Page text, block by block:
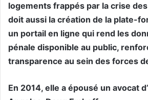
logements frappés par la crise
doit aussi la création de la plate-
un portail en ligne qui rend les
pénale disponible au public,
transparence au sein des forces
En 2014, elle a épousé un avocat